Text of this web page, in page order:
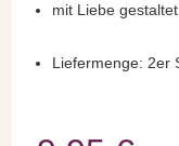
mit Liebe
Liefermenge: 2er